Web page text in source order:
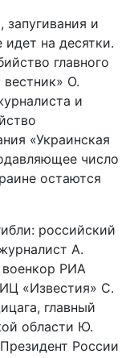
запугивания и
на десятки.
главного
О.
и
«Украинская
число
остаются
российский
А.
РИА
«Известия» С.
главный
области Ю.
России